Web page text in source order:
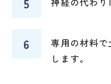
専用の材料で
します。